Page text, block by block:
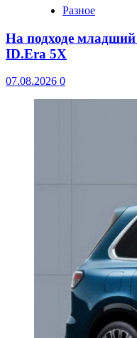
Разное
На подходе младший
ID.Era 5X
07.08.2026 0